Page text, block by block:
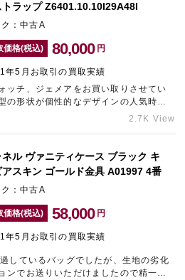
トラップ Z6401.10.10I29A48I
：中古A
価格(税込) 80,000 円
年5月お取引の買取実績
ッチ、ジェメアをお買い取りさせてい
の形状が個性的なデザインの人気時計
まっています。長年のご愛用によるス
ブランドとして有名ですが、時計も素
人気が高いです。ティファニーの売却
リーレアにお任せください！複数点ま
に査定額をUPさせていただくことも可
っているブランドアイテムをお送りく
2.7K View
ネル ヴァニティケース ブラック キ
アスキン ゴールド金具 A01997 4番
：中古A
価格(税込) 58,000 円
年5月お取引の買取実績
しているバッグでしたが、生地の劣化
ンでお送りいただけましたので精一杯